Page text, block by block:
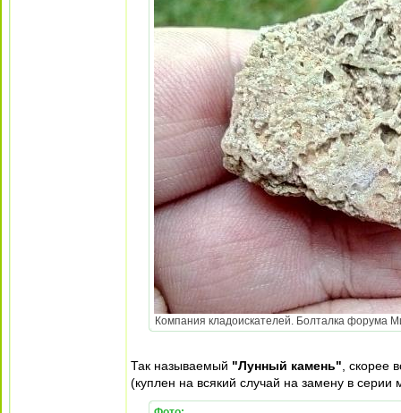
Компания кладоискателей. Болталка форума
Так называемый "Лунный камень" ,
(куплен на всякий случай на замену в